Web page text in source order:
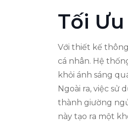
Tối
Với thiết kế
cá nhân. Hệ
khỏi ánh sáng
Ngoài ra, việc sử
thành giường
này tạo ra một